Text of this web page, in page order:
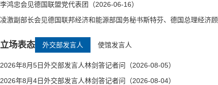
李鸿忠会见德国联盟党代表团（2026-06-16）
凌激副部长会见德国联邦经济和能源部国务秘书斯特芬、德国总理经济
立场表态 外交部发言人 使馆发言人
2026年8月5日外交部发言人林剑答记者问（2026-08-05）
2026年8月4日外交部发言人林剑答记者问（2026-08-04）